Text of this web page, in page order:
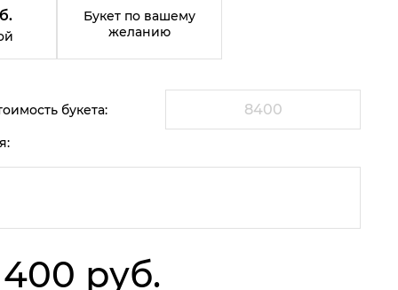
Букет по вашему
желанию
букета:
руб.